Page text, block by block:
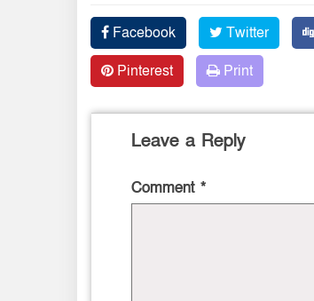
Facebook Twitter
Pinterest
Print
Leave a Reply
Comment *